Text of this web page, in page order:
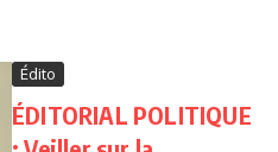
Édito
ÉDITORIAL POLITIQUE